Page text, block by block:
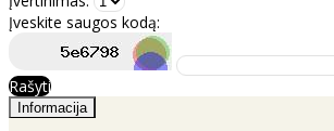
Įveskite saugos kodą:
Rašyti
Informacija